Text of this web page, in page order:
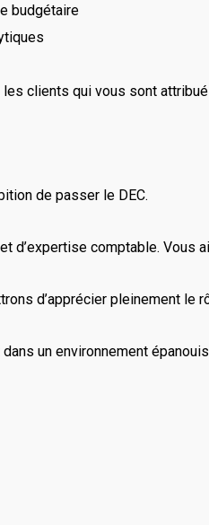
budgétaire
clients qui vous sont
de passer le DEC.
d’expertise comptable.
d’apprécier pleinement le
un environnement